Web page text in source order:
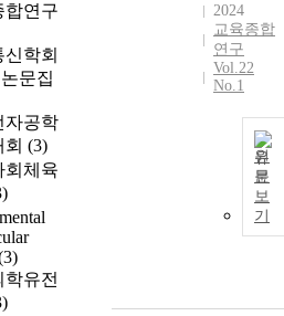
합연구
학회
문집
자공학
(3)
회체육
학유전
2024
교육종합
연구
Vol.22
No.1
원
문
보
기